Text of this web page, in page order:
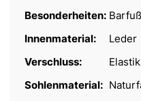
Besonderheiten:
Innenmaterial:
Leder
Verschluss:
Elastik
Sohlenmaterial: